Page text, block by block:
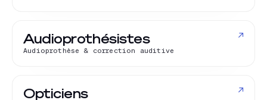
Audioprothésistes
Audioprothèse & correction auditive
↗
Opticiens ↗